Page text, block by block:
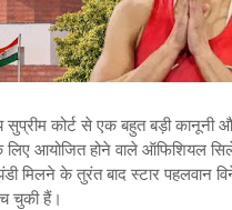
कोर्ट से एक बहुत बड़ी कानूनी
आयोजित होने वाले ऑफिशियल
मिलने के तुरंत बाद स्टार पहलवान
चुकी हैं।